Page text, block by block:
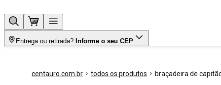
Entrega ou retirada? Informe o seu CEP
centauro.com.br todos os produtos braçadeira de